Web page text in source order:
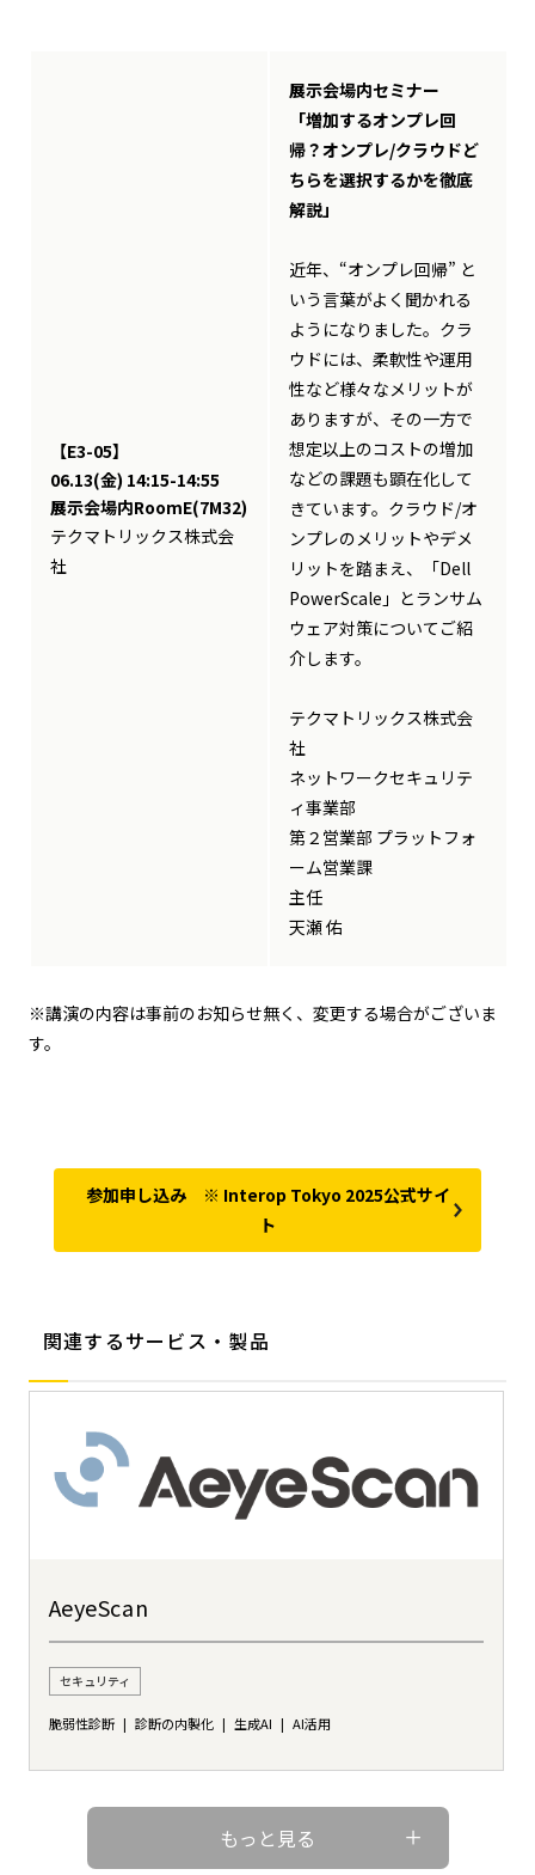
【E3-05】
06.13(金) 14:15-14:55
展示会場内RoomE(7M32)
テクマトリックス株式会
社
展示会場内セミナー
「増加するオンプレ回
帰？オンプレ/クラウドど
ちらを選択するかを徹底
解説」
近年、“オンプレ回帰” と
いう言葉がよく聞かれる
ようになりました。クラ
ウドには、柔軟性や運用
性など様々なメリットが
ありますが、その一方で
想定以上のコストの増加
などの課題も顕在化して
きています。クラウド/オ
ンプレのメリットやデメ
リットを踏まえ、「Dell
PowerScale」とランサム
ウェア対策についてご紹
介します。
テクマトリックス株式会
社
ネットワークセキュリテ
ィ事業部
第２営業部 プラットフォ
ーム営業課
主任
天瀬 佑
※講演の内容は事前のお知らせ無く、変更する場合がございま
す。
参加申し込み ※ Interop Tokyo 2025公式サイ
ト
関連するサービス・製品
AeyeScan
セキュリティ
脆弱性診断 診断の内製化 生成AI AI活用
もっと見る